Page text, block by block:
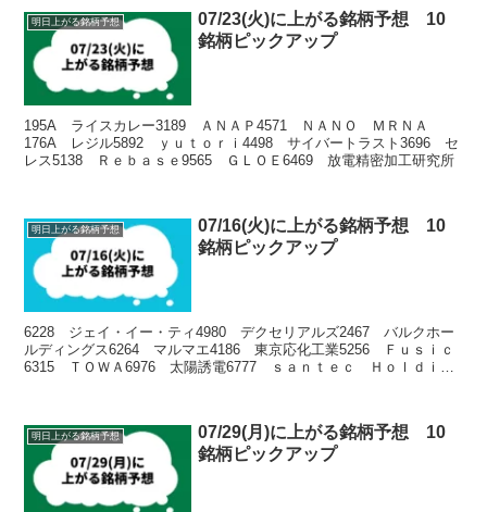
明日上がる銘柄予想
07/23(火)に上がる銘柄予想 10
銘柄ピックアップ
195A ライスカレー3189 ＡＮＡＰ4571 ＮＡＮＯ ＭＲＮＡ
176A レジル5892 ｙｕｔｏｒｉ4498 サイバートラスト3696 セ
レス5138 Ｒｅｂａｓｅ9565 ＧＬＯＥ6469 放電精密加工研究所
明日上がる銘柄予想
07/16(火)に上がる銘柄予想 10
銘柄ピックアップ
6228 ジェイ・イー・ティ4980 デクセリアルズ2467 バルクホー
ルディングス6264 マルマエ4186 東京応化工業5256 Ｆｕｓｉｃ
6315 ＴＯＷＡ6976 太陽誘電6777 ｓａｎｔｅｃ Ｈｏｌｄｉｎ
明日上がる銘柄予想
07/29(月)に上がる銘柄予想 10
銘柄ピックアップ